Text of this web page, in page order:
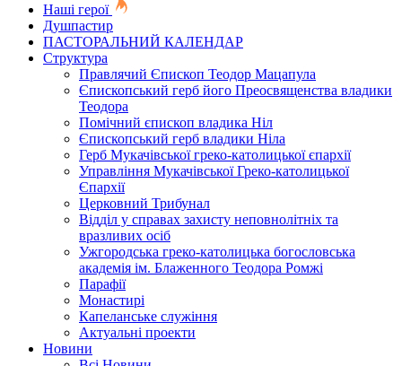
Наші герої
Душпастир
ПАСТОРАЛЬНИЙ КАЛЕНДАР
Структура
Правлячий Єпископ Теодор Мацапула
Єпископський герб його Преосвященства владики
Теодора
Помічний єпископ владика Ніл
Єпископський герб владики Ніла
Герб Мукачівської греко-католицької єпархії
Управління Мукачівської Греко-католицької
Єпархії
Церковний Трибунал
Відділ у справах захисту неповнолітніх та
вразливих осіб
Ужгородська греко-католицька богословська
академія ім. Блаженного Теодора Ромжі
Парафії
Монастирі
Капеланське служіння
Актуальні проекти
Новини